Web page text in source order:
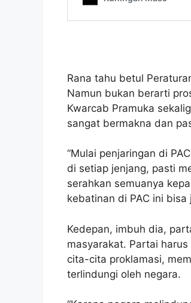
Rana tahu betul
Namun bukan berarti
Kwarcab Pramuka
sangat bermakna dan
“Mulai penjaringan di
di setiap jenjang, pasti
serahkan semuanya
kebatinan di PAC ini bisa
Kedepan, imbuh dia,
masyarakat. Partai
cita-cita proklamasi,
terlindungi oleh negara.